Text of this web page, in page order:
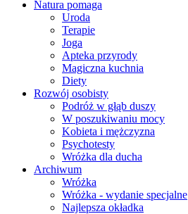
Natura pomaga
Uroda
Terapie
Joga
Apteka przyrody
Magiczna kuchnia
Diety
Rozwój osobisty
Podróż w głąb duszy
W poszukiwaniu mocy
Kobieta i mężczyzna
Psychotesty
Wróżka dla ducha
Archiwum
Wróżka
Wróżka - wydanie specjalne
Najlepsza okładka